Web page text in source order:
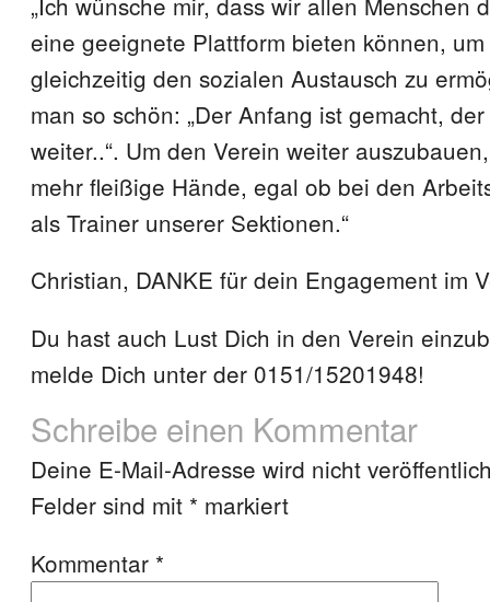
eine geeignete Plattform bieten können,
gleichzeitig den sozialen Austausch zu
man so schön: „Der Anfang ist gemacht,
weiter..“. Um den Verein weiter
mehr fleißige Hände, egal ob bei den
als Trainer unserer Sektionen.“
Christian, DANKE für dein Engagement im
Du hast auch Lust Dich in den Verein
melde Dich unter der 0151/15201948!
Schreibe einen Kommentar
Deine E-Mail-Adresse wird nicht
Felder sind mit * markiert
Kommentar *